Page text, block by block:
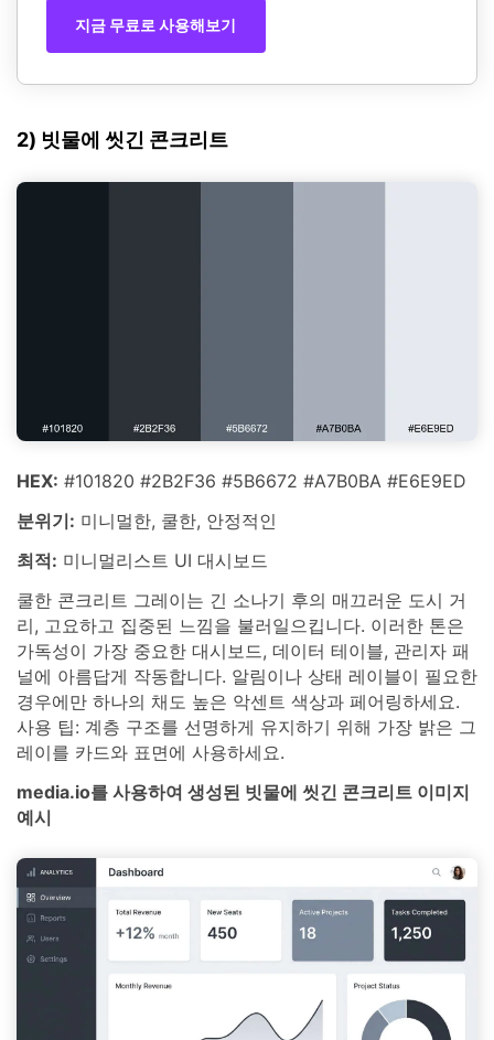
지금 무료로 사용해보기
2) 빗물에 씻긴 콘크리트
HEX: #101820 #2B2F36 #5B6672 #A7B0BA #E6E9ED
분위기: 미니멀한, 쿨한, 안정적인
최적: 미니멀리스트 UI 대시보드
쿨한 콘크리트 그레이는 긴 소나기 후의 매끄러운 도시 거
리, 고요하고 집중된 느낌을 불러일으킵니다. 이러한 톤은
가독성이 가장 중요한 대시보드, 데이터 테이블, 관리자 패
널에 아름답게 작동합니다. 알림이나 상태 레이블이 필요한
경우에만 하나의 채도 높은 악센트 색상과 페어링하세요.
사용 팁: 계층 구조를 선명하게 유지하기 위해 가장 밝은 그
레이를 카드와 표면에 사용하세요.
media.io를 사용하여 생성된 빗물에 씻긴 콘크리트 이미지
예시